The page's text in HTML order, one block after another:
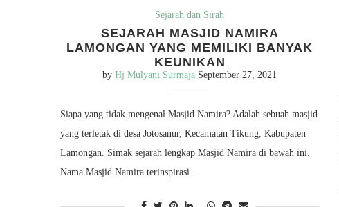
Sejarah dan Sirah
SEJARAH MASJID NAMIRA
LAMONGAN YANG MEMILIKI BANYAK
KEUNIKAN
byHj Mulyani Surmaja September 27, 2021
Siapa yang tidak mengenal Masjid Namira? Adalah sebuah masjid
yang terletak di desa Jotosanur, Kecamatan Tikung, Kabupaten
Lamongan. Simak sejarah lengkap Masjid Namira di bawah ini.
Nama Masjid Namira terinspirasi…